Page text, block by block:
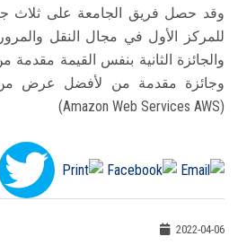
وقد حصل فريق الجامعة على ثلاث
للمركز الأول في مجال النقل
والجائزة الثانية بنفس القيمة
وجائزة مقدمة من لأفضل عرض
(Amazon Web Services AWS)
2022-04-06